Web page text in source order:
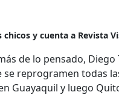
chicos y cuenta a Revista
de lo pensado,
reprogramen todas
Guayaquil y luego